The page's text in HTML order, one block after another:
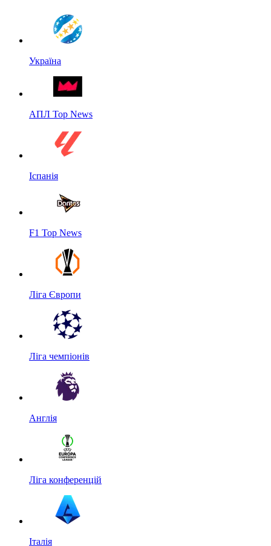
Україна
АПЛ Top News
Іспанія
F1 Top News
Ліга Європи
Ліга чемпіонів
Англія
Ліга конференцій
Італія